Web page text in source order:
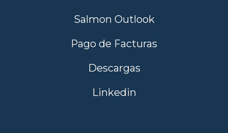
Salmon Outlook
Pago de Facturas
Descargas
Linkedin